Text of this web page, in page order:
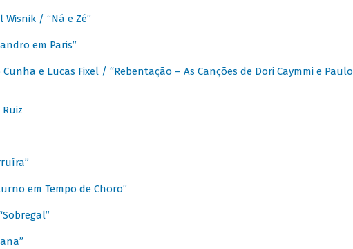
Wisnik / “Ná e Zé”
em Paris”
e Lucas Fixel / “Rebentação – As Canções de Dori Caymmi e Paulo
em Tempo de Choro”